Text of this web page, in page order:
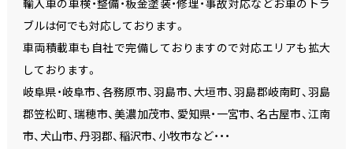
輸入車の車検・整備・板金塗装・修理・事故対応などお車のトラ
ブルは何でも対応しております。
車両積載車も自社で完備しておりますので対応エリアも拡大
しております。
岐阜県・岐阜市、各務原市、羽島市、大垣市、羽島郡岐南町、羽島
郡笠松町、瑞穂市、美濃加茂市、愛知県・一宮市、名古屋市、江南
市、犬山市、丹羽郡、稲沢市、小牧市など・・・